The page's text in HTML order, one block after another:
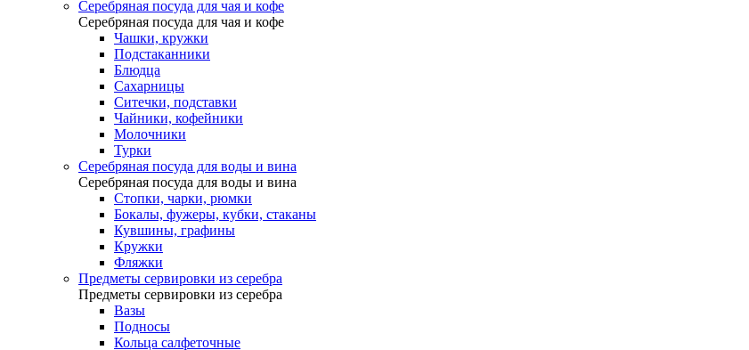
Серебряная посуда для чая и кофе
Серебряная посуда для чая и кофе
Чашки, кружки
Подстаканники
Блюдца
Сахарницы
Ситечки, подставки
Чайники, кофейники
Молочники
Турки
Серебряная посуда для воды и вина
Серебряная посуда для воды и вина
Стопки, чарки, рюмки
Бокалы, фужеры, кубки, стаканы
Кувшины, графины
Кружки
Фляжки
Предметы сервировки из серебра
Предметы сервировки из серебра
Вазы
Подносы
Кольца салфеточные